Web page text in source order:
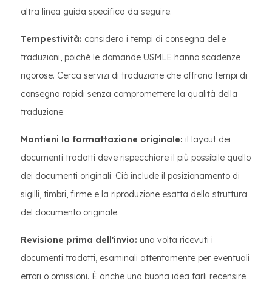
altra linea guida specifica da seguire.
Tempestività: considera i tempi di consegna delle
traduzioni, poiché le domande USMLE hanno scadenze
rigorose. Cerca servizi di traduzione che offrano tempi di
consegna rapidi senza compromettere la qualità della
traduzione.
Mantieni la formattazione originale: il layout dei
documenti tradotti deve rispecchiare il più possibile quello
dei documenti originali. Ciò include il posizionamento di
sigilli, timbri, firme e la riproduzione esatta della struttura
del documento originale.
Revisione prima dell'invio: una volta ricevuti i
documenti tradotti, esaminali attentamente per eventuali
errori o omissioni. È anche una buona idea farli recensire